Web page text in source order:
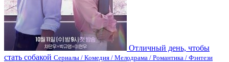
Отличный день, чтобы
стать собакой Сериалы / Комедия / Мелодрама / Романтика / Фэнтези